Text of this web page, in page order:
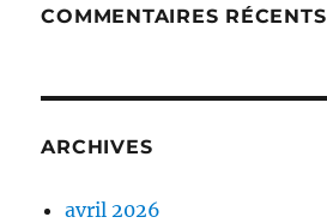
COMMENTAIRES RÉCENTS
ARCHIVES
avril 2026